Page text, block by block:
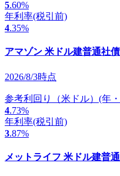
5.60%
年利率(税引前)
4.35%
アマゾン 米ドル建普通社債
2026/8/3時点
参考利回り（米ドル） (年
4.73%
年利率(税引前)
3.87%
メットライフ 米ドル建普